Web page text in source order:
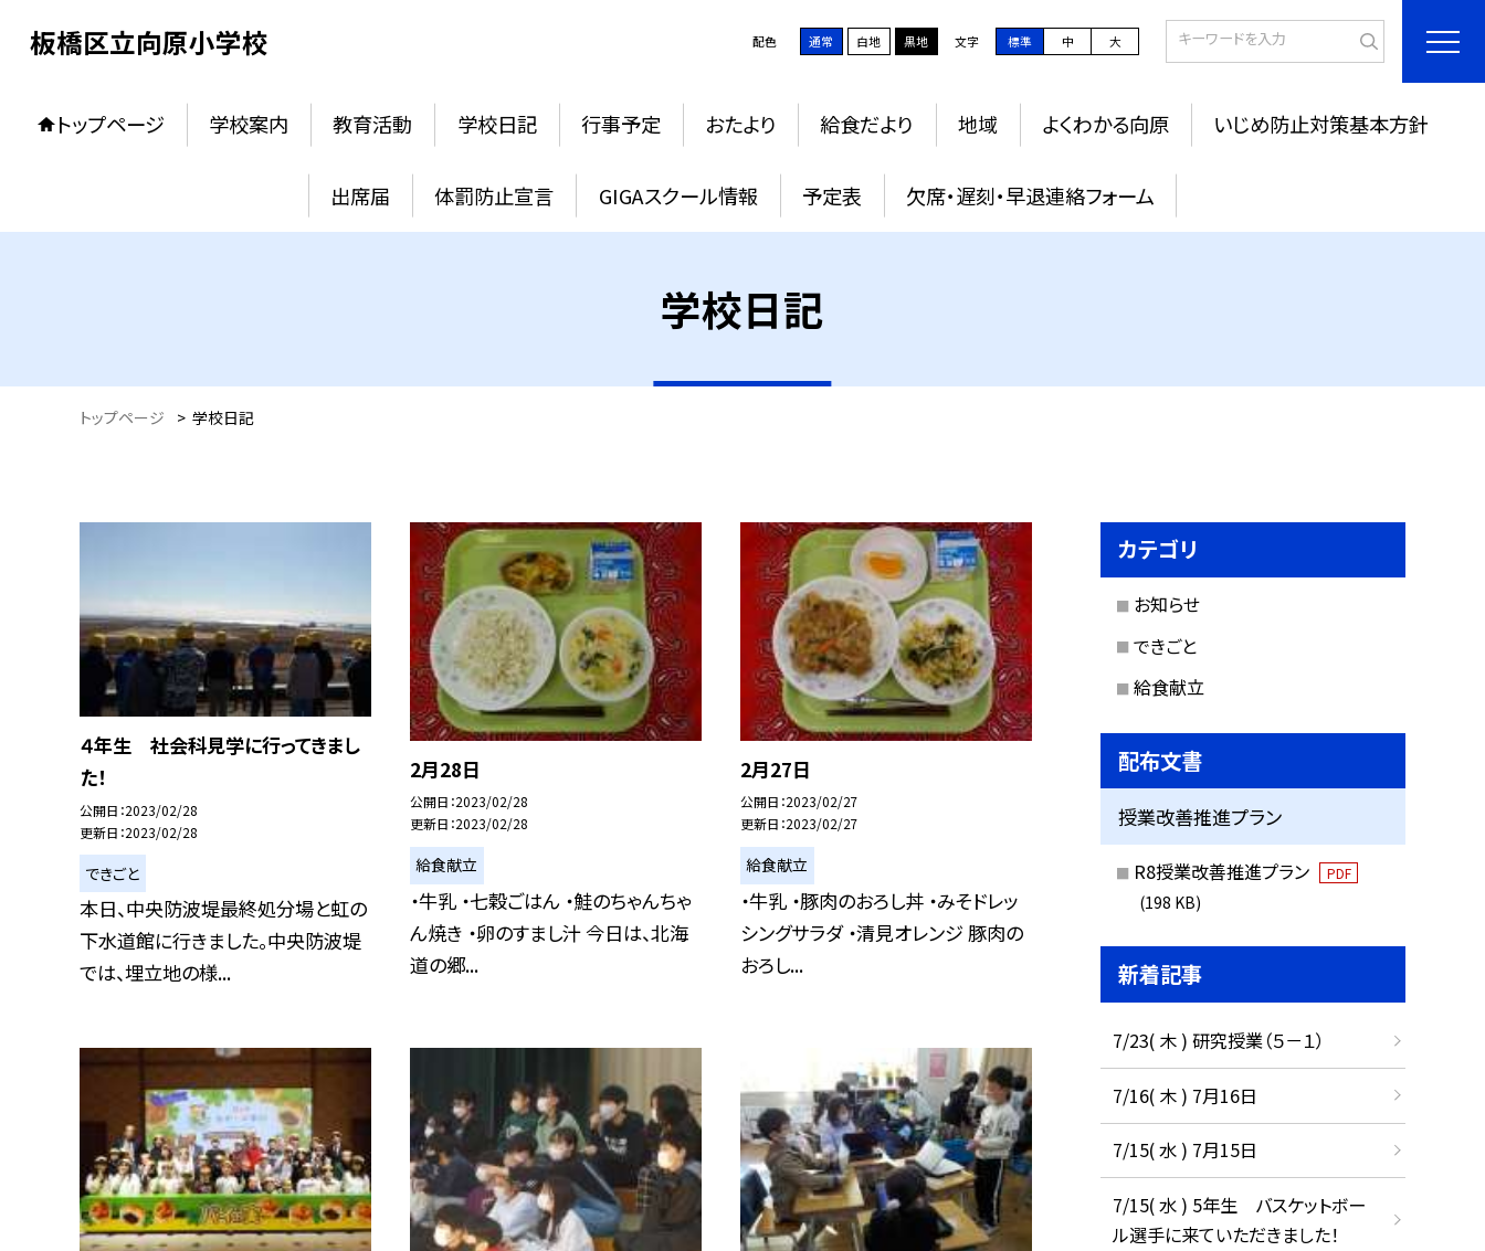
板橋区立向原小学校 配色 通常 白地 黒地 文字 標準 中 大
トップページ 学校案内 教育活動 学校日記 行事予定 おたより 給食だより 地域 よくわかる向原 いじめ防止対策基本方針
出席届 体罰防止宣言 GIGAスクール情報 予定表 欠席・遅刻・早退連絡フォーム
学校日記
トップページ > 学校日記
４年生 社会科見学に行ってきまし
た！
公開日 2023/02/28
更新日 2023/02/28
できごと
本日、中央防波堤最終処分場と虹の
下水道館に行きました。中央防波堤
では、埋立地の様...
2月28日
公開日 2023/02/28
更新日 2023/02/28
給食献立
・牛乳 ・七穀ごはん ・鮭のちゃんちゃ
ん焼き ・卵のすまし汁 今日は、北海
道の郷...
2月27日
公開日 2023/02/27
更新日 2023/02/27
給食献立
・牛乳 ・豚肉のおろし丼 ・みそドレッ
シングサラダ ・清見オレンジ 豚肉の
おろし...
カテゴリ
お知らせ
できごと
給食献立
配布文書
授業改善推進プラン
R8授業改善推進プラン PDF
(198 KB)
新着記事
7/23( 木 ) 研究授業（５－１）
7/16( 木 ) 7月16日
7/15( 水 ) 7月15日
7/15( 水 ) 5年生 バスケットボー
ル選手に来ていただきました！